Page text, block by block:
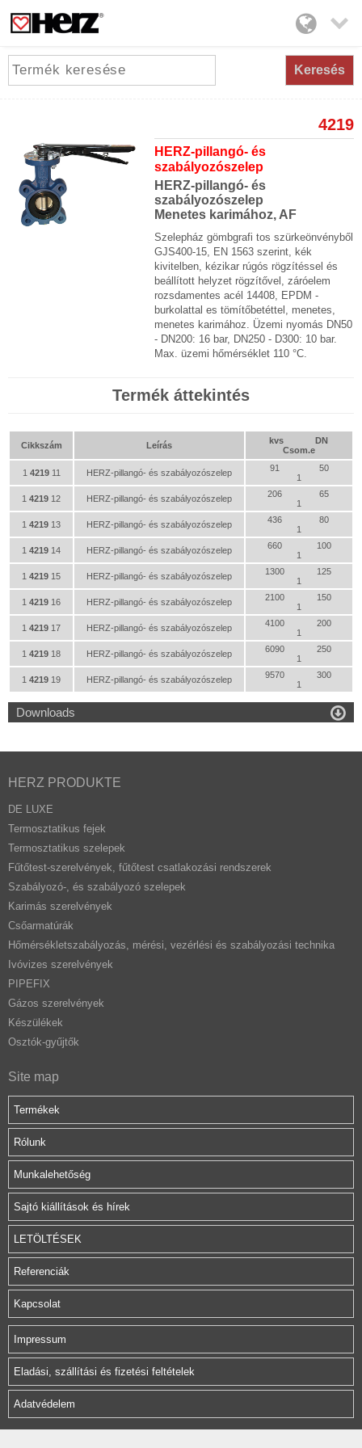

Keresés
4219
HERZ-pillangó- és
szabályozószelep
HERZ-pillangó- és
szabályozószelep
Menetes karimához, AF
Szelepház gömbgrafi tos szürkeönvényből
GJS400-15, EN 1563 szerint, kék
kivitelben, kézikar rúgós rögzítéssel és
beállított helyzet rögzítővel, záróelem
rozsdamentes acél 14408, EPDM -
burkolattal es tömítőbetéttel, menetes,
menetes karimához. Üzemi nyomás DN50
- DN200: 16 bar, DN250 - D300: 10 bar.
Max. üzemi hőmérséklet 110 °C.
Termék áttekintés
Cikkszám Leírás kvs
DN
Csom.e
1 421911 HERZ-pillangó- és szabályozószelep 91
50
1
1 4219 12 HERZ-pillangó- és szabályozószelep 206
65
1
1 4219 13 HERZ-pillangó- és szabályozószelep 436
80
1
1 4219 14 HERZ-pillangó- és szabályozószelep 660
100
1
1 4219 15 HERZ-pillangó- és szabályozószelep 1300
125
1
1 4219 16 HERZ-pillangó- és szabályozószelep 2100
150
1
1 4219 17 HERZ-pillangó- és szabályozószelep 4100
200
1
1 4219 18 HERZ-pillangó- és szabályozószelep 6090
250
1
1 4219 19 HERZ-pillangó- és szabályozószelep 9570
300
1
Downloads 
HERZ PRODUKTE
DE LUXE
Termosztatikus fejek
Termosztatikus szelepek
Fűtőtest-szerelvények, fűtőtest csatlakozási rendszerek
Szabályozó-, és szabályozó szelepek
Karimás szerelvények
Csőarmatúrák
Hőmérsékletszabályozás, mérési, vezérlési és szabályozási technika
Ivóvizes szerelvények
PIPEFIX
Gázos szerelvények
Készülékek
Osztók-gyűjtők
Site map
Termékek
Rólunk
Munkalehetőség
Sajtó kiállítások és hírek
LETÖLTÉSEK
Referenciák
Kapcsolat
Impressum
Eladási, szállítási és fizetési feltételek
Adatvédelem